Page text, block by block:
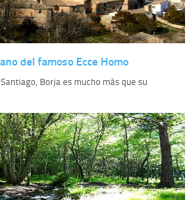
del famoso Ecce Homo
Borja es mucho más que su